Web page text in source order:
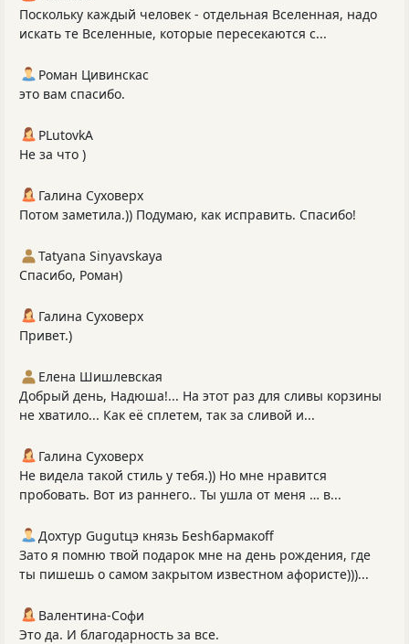
Поскольку каждый человек - отдельная Вселенная, надо
искать те Вселенные, которые пересекаются с...
Роман Цивинскас
это вам спасибо.
PLutоvkА
Не за что )
Галина Суховерх
Потом заметила.)) Подумаю, как исправить. Спасибо!
Tatyana Sinyavskaya
Спасибо, Роман)
Галина Суховерх
Привет.)
Елена Шишлевская
Добрый день, Надюша!... На этот раз для сливы корзины
не хватило... Как её сплетем, так за сливой и...
Галина Суховерх
Не видела такой стиль у тебя.)) Но мне нравится
пробовать. Вот из раннего.. Ты ушла от меня … в...
Дохтур Gugutцэ князь Беshбармакоff
Зато я помню твой подарок мне на день рождения, где
ты пишешь о самом закрытом известном афористе)))...
Валентина-Софи
Это да. И благодарность за все.